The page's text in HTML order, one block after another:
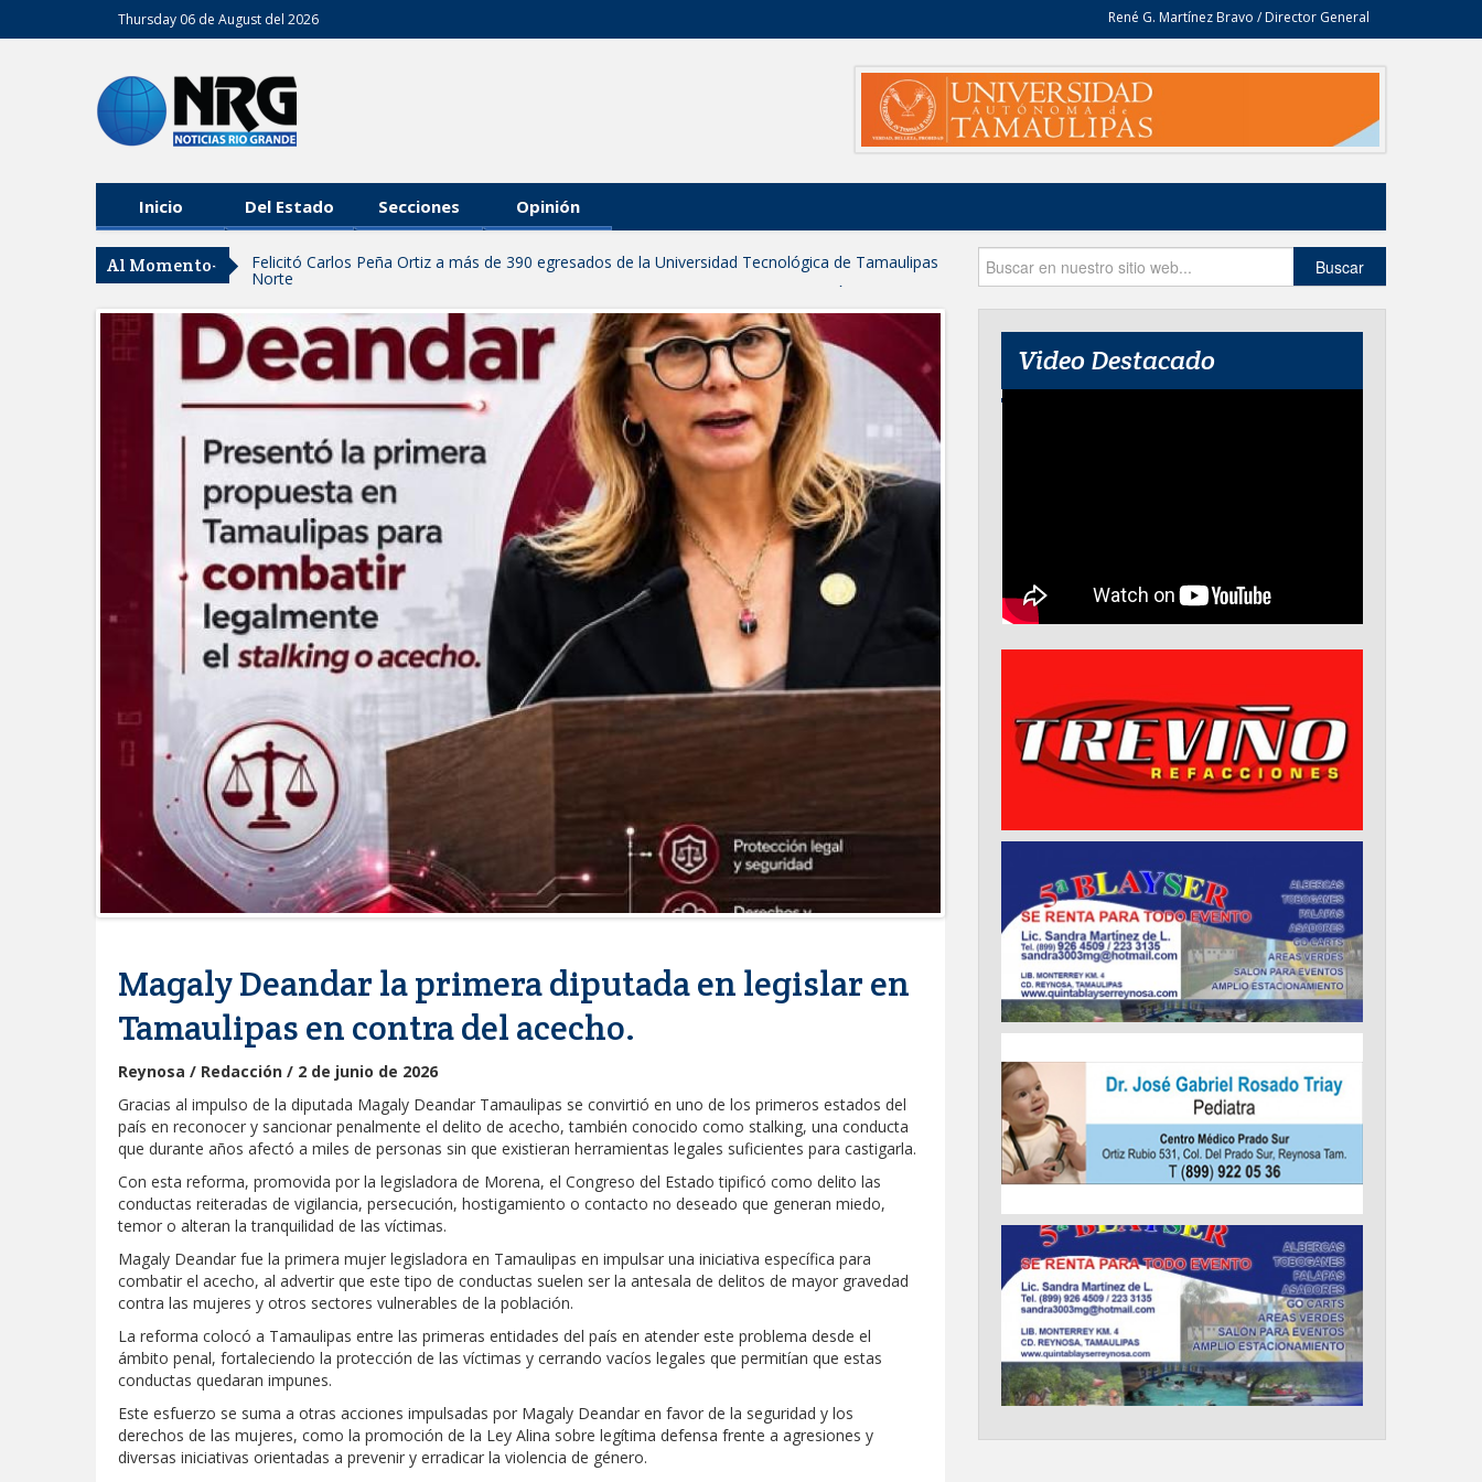
Thursday 06 de August del 2026 René G. Martínez Bravo / Director General
Inicio Del Estado Secciones Opinión
Al Momento- Felicitó Carlos Peña Ortiz a más de 390 egresados de la Universidad Tecnológica de Tamaulipas
Norte
GARANTIZAR UN MEJOR SERVICIO DE AGUA POTABLE
Facilita DIF Tamaulipas trámite de credencial y placas de circulación para personas con
discapacidad
CARMEN LILIA CANTUROSAS CONSOLIDA A NUEVO LAREDO COMO REFERENTE DE ENERGÍA
LIMPIA EN TAMAULIPAS
Destacó Alcalde Carlos Peña Ortiz respuesta inmediata de servicios municipales ante tormenta
La UAT, Gobierno del Estado y ganaderos consolidan proyecto “Carne Tam
GOBIERNO MUNICIPAL INVITA A CAMPAÑA DE TAMIZAJE AUDITIVO GRATUITO PARA RECIÉN
NACIDOS EN CLÍNICA UNE NUEVA ERA
Entregó Carlos Peña Ortiz apoyos de "Mamá Luchona", acompañado por la Senadora Maki
Esther Ortiz Domínguez
Instala Sector Salud Comité Estatal de Calidad en Salud para garantizar un trato digno y
humanitario a los pacientes
GOBIERNO MUNICIPAL LLEVARÁ “PRESIDENCIA CERQUITA DE TI” A LAS COLONIAS JARDÍN Y
SAN RAFAEL
Atiende Gobierno de Reynosa reportes ciudadanos
ATIENDE COMAPA MÁS DE 1800 REPORTES RECIBIDOS A TRAVÉS DEL 073 DURANTE JULIO
Llevó Carlos Peña Ortiz programa Subsidio del Agua a Valle Soleado
Prepara DIF Tamaulipas actividades para conmemorar el mes de las personas adultas mayores
ESCUELA DE MÚSICA DEL SISTEMA DIF ABRE INSCRIPCIONES PARA EL CICLO AGOSTO-
DICIEMBRE
Disney reconoce a nivel mundial talento de estudiante de la UAT
Visitó Alcalde a vecinos de Balcones de Alcalá con programa Subsidio del Agua
Tamaulipas sigue impulsando una agenda de infraestructura con sentido humanista
DIRECCIÓN DE DESARROLLO RURAL APOYA A GANADEROS DE NUEVO LAREDO ANTE LA
REAPERTURA DE LA EXPORTACIÓN DE GANADO
Impulsa STPS ferias del empleo para jóvenes en tres regiones de Tamaulipas
Buscar
Magaly Deandar la primera diputada en legislar en
Tamaulipas en contra del acecho.
Reynosa / Redacción / 2 de junio de 2026
Gracias al impulso de la diputada Magaly Deandar Tamaulipas se convirtió en uno de los primeros estados del
país en reconocer y sancionar penalmente el delito de acecho, también conocido como stalking, una conducta
que durante años afectó a miles de personas sin que existieran herramientas legales suficientes para castigarla.
Con esta reforma, promovida por la legisladora de Morena, el Congreso del Estado tipificó como delito las
conductas reiteradas de vigilancia, persecución, hostigamiento o contacto no deseado que generan miedo,
temor o alteran la tranquilidad de las víctimas.
Magaly Deandar fue la primera mujer legisladora en Tamaulipas en impulsar una iniciativa específica para
combatir el acecho, al advertir que este tipo de conductas suelen ser la antesala de delitos de mayor gravedad
contra las mujeres y otros sectores vulnerables de la población.
La reforma colocó a Tamaulipas entre las primeras entidades del país en atender este problema desde el
ámbito penal, fortaleciendo la protección de las víctimas y cerrando vacíos legales que permitían que estas
conductas quedaran impunes.
Este esfuerzo se suma a otras acciones impulsadas por Magaly Deandar en favor de la seguridad y los
derechos de las mujeres, como la promoción de la Ley Alina sobre legítima defensa frente a agresiones y
diversas iniciativas orientadas a prevenir y erradicar la violencia de género.
Video Destacado